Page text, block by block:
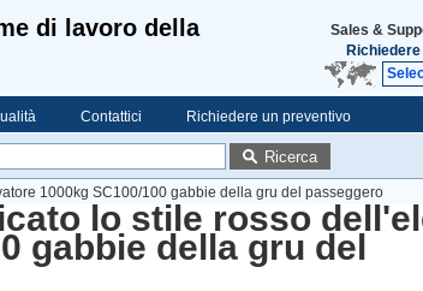
di lavoro della Sales &
Contattici Richiedere un preventivo
Ricerca
1000kg SC100/100 gabbie della gru del passeggero
lo stile rosso
gabbie della gru del